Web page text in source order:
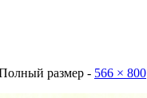
размер - 566 × 800